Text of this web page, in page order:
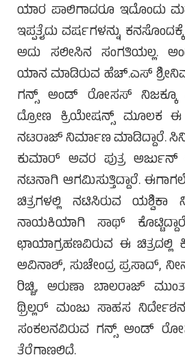
ಯಾರ ಪಾಲಿಗಾದರೂ ಇದೊಂದು
ಇಪ್ಪತೈದು ವರ್ಷಗಳನ್ನು
ಅದು ಸಲೀಸಿನ ಸಂಗತಿಯಲ್ಲ.
ಯಾನ ಮಾಡಿರುವ ಹೆಚ್.ಎಸ್
ಗನ್ಸ್ ಅಂಡ್ ರೋಸಸ್ ನಿಜಕ್ಕೂ
ದ್ರೋಣ ಕ್ರಿಯೇಷನ್ಸ್ ಮೂಲಕ ಈ
ನಟರಾಜ್ ನಿರ್ಮಾಣ ಮಾಡಿದ್ದಾರೆ.
ಕುಮಾರ್ ಅವರ ಪುತ್ರ
ನಟನಾಗಿ ಆಗಮಿಸುತ್ತಿದ್ದಾರೆ.
ಚಿತ್ರಗಳಲ್ಲಿ ನಟಿಸಿರುವ
ನಾಯಕಿಯಾಗಿ ಸಾಥ್
ಛಾಯಾಗ್ರಹಣವಿರುವ ಈ
ಅವಿನಾಶ್, ಸುಚೇಂದ್ರ ಪ್ರಸಾದ್,
ರಿಚ್ಚಿ, ಅರುಣಾ ಬಾಲರಾಜ್
ಥ್ರಿಲ್ಲರ್ ಮಂಜು ಸಾಹಸ
ಸಂಕಲನವಿರುವ ಗನ್ಸ್ ಅಂಡ್
ತೆರೆಗಾಣಲಿದೆ.